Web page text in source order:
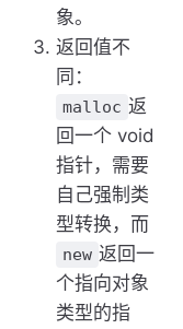
象。
返回值不
同：
malloc 返
回一个 void
指针，需要
自己强制类
型转换，而
new 返回一
个指向对象
类型的指